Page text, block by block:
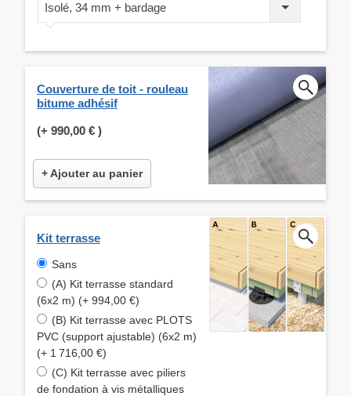
Isolé, 34 mm + bardage
Couverture de toit - rouleau
bitume adhésif
(+ 990,00 € )
+ Ajouter au panier
Kit terrasse
Sans
(A) Kit terrasse standard
(6x2 m) (+ 994,00 €)
(B) Kit terrasse avec PLOTS
PVC (support ajustable) (6x2 m)
(+ 1 716,00 €)
(C) Kit terrasse avec piliers
de fondation à vis métalliques